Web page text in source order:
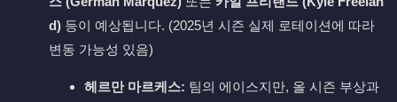
d) 등이 예상됩니다. (2025년 시즌 실제 로테이션에 따라
변동 가능성 있음)
헤르만 마르케스: 팀의 에이스지만, 올 시즌 부상과